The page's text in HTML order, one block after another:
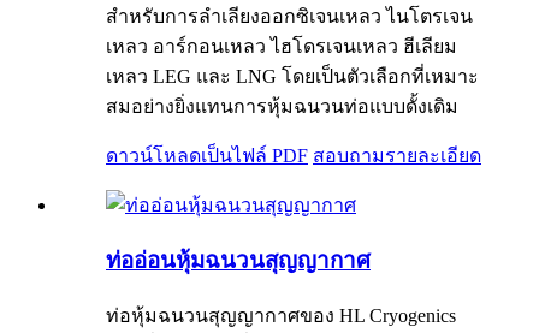
สำหรับการลำเลียงออกซิเจนเหลว ไนโตรเจน
เหลว อาร์กอนเหลว ไฮโดรเจนเหลว ฮีเลียม
เหลว LEG และ LNG โดยเป็นตัวเลือกที่เหมาะ
สมอย่างยิ่งแทนการหุ้มฉนวนท่อแบบดั้งเดิม
ดาวน์โหลดเป็นไฟล์ PDF สอบถามรายละเอียด
ท่ออ่อนหุ้มฉนวนสุญญากาศ
ท่อหุ้มฉนวนสุญญากาศของ HL Cryogenics